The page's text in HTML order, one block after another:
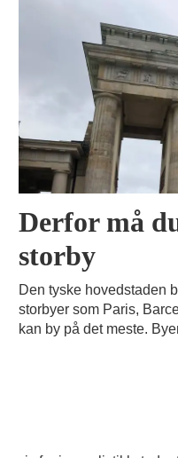
Derfor må
storby
Den tyske hovedstaden
storbyer som Paris,
kan by på det meste.